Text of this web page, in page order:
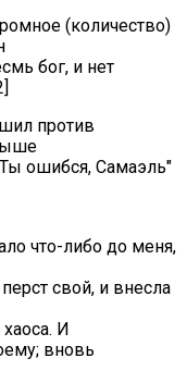
(количество)
бог, и нет
против
ошибся, Самаэль"
что-либо до меня,
свой, и внесла
И
вновь